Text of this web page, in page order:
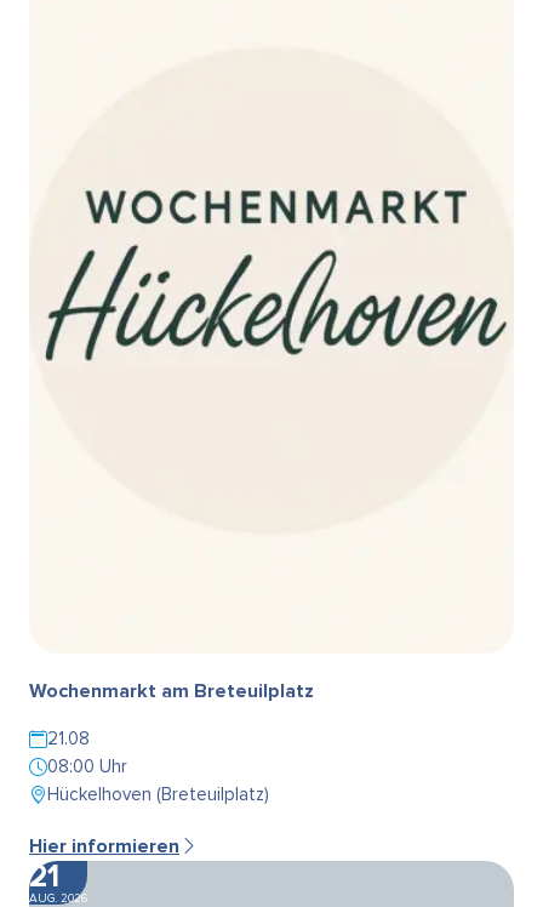
Wochenmarkt am Breteuilplatz
21.08
08:00 Uhr
Hückelhoven (Breteuilplatz)
Hier informieren
21
AUG. 2026